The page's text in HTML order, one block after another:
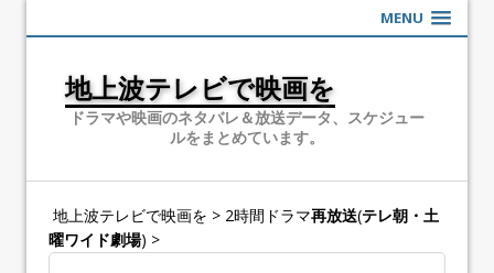
MENU
地上波テレビで映画を
ドラマや映画のネタバレ＆放送データ、スケジュー
ルをまとめています。
地上波テレビで映画を > 2時間ドラマ再放送(テレ朝・土
曜ワイド劇場) >